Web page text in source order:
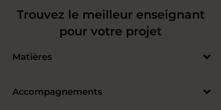
Trouvez le meilleur enseignant
pour votre projet
Matières
Accompagnements